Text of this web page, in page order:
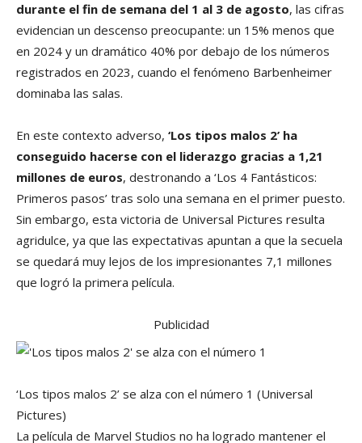
durante el fin de semana del 1 al 3 de agosto, las cifras
evidencian un descenso preocupante: un 15% menos que
en 2024 y un dramático 40% por debajo de los números
registrados en 2023, cuando el fenómeno Barbenheimer
dominaba las salas.
En este contexto adverso, ‘Los tipos malos 2’ ha
conseguido hacerse con el liderazgo gracias a 1,21
millones de euros, destronando a ‘Los 4 Fantásticos:
Primeros pasos’ tras solo una semana en el primer puesto.
Sin embargo, esta victoria de Universal Pictures resulta
agridulce, ya que las expectativas apuntan a que la secuela
se quedará muy lejos de los impresionantes 7,1 millones
que logró la primera película.
Publicidad
‘Los tipos malos 2’ se alza con el número 1 (Universal
Pictures)
La película de Marvel Studios no ha logrado mantener el